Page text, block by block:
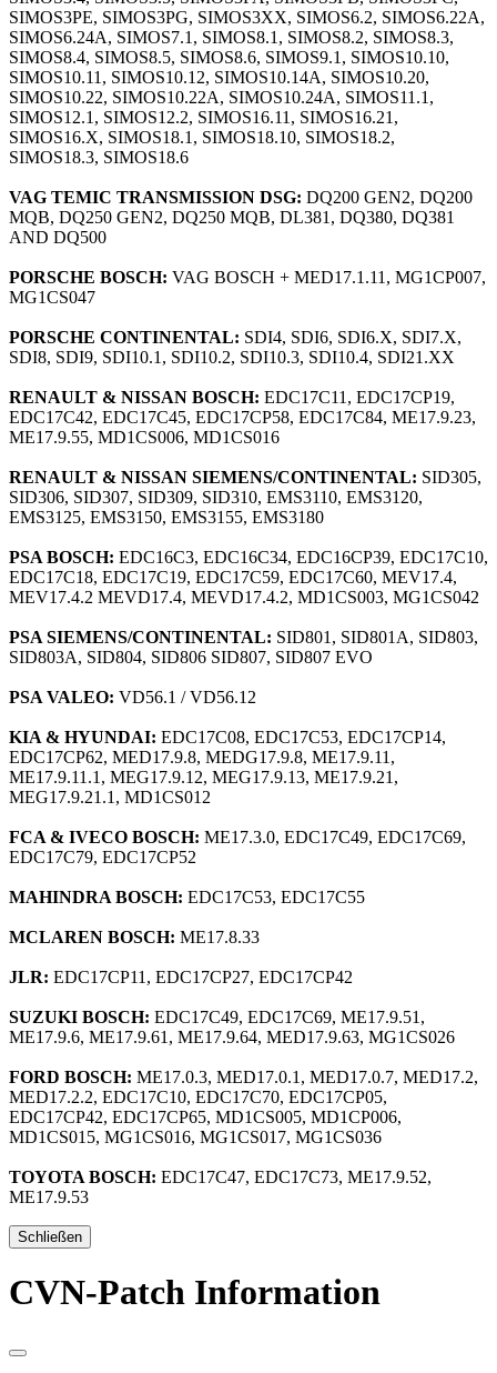
SIMOS3PE, SIMOS3PG, SIMOS3XX, SIMOS6.2, SIMOS6.22A,
SIMOS6.24A, SIMOS7.1, SIMOS8.1, SIMOS8.2, SIMOS8.3,
SIMOS8.4, SIMOS8.5, SIMOS8.6, SIMOS9.1, SIMOS10.10,
SIMOS10.11, SIMOS10.12, SIMOS10.14A, SIMOS10.20,
SIMOS10.22, SIMOS10.22A, SIMOS10.24A, SIMOS11.1,
SIMOS12.1, SIMOS12.2, SIMOS16.11, SIMOS16.21,
SIMOS16.X, SIMOS18.1, SIMOS18.10, SIMOS18.2,
SIMOS18.3, SIMOS18.6
VAG TEMIC TRANSMISSION DSG: DQ200 GEN2, DQ200
MQB, DQ250 GEN2, DQ250 MQB, DL381, DQ380, DQ381
AND DQ500
PORSCHE BOSCH: VAG BOSCH + MED17.1.11, MG1CP007,
MG1CS047
PORSCHE CONTINENTAL: SDI4, SDI6, SDI6.X, SDI7.X,
SDI8, SDI9, SDI10.1, SDI10.2, SDI10.3, SDI10.4, SDI21.XX
RENAULT & NISSAN BOSCH: EDC17C11, EDC17CP19,
EDC17C42, EDC17C45, EDC17CP58, EDC17C84, ME17.9.23,
ME17.9.55, MD1CS006, MD1CS016
RENAULT & NISSAN SIEMENS/CONTINENTAL: SID305,
SID306, SID307, SID309, SID310, EMS3110, EMS3120,
EMS3125, EMS3150, EMS3155, EMS3180
PSA BOSCH: EDC16C3, EDC16C34, EDC16CP39, EDC17C10,
EDC17C18, EDC17C19, EDC17C59, EDC17C60, MEV17.4,
MEV17.4.2 MEVD17.4, MEVD17.4.2, MD1CS003, MG1CS042
PSA SIEMENS/CONTINENTAL: SID801, SID801A, SID803,
SID803A, SID804, SID806 SID807, SID807 EVO
PSA VALEO: VD56.1 / VD56.12
KIA & HYUNDAI: EDC17C08, EDC17C53, EDC17CP14,
EDC17CP62, MED17.9.8, MEDG17.9.8, ME17.9.11,
ME17.9.11.1, MEG17.9.12, MEG17.9.13, ME17.9.21,
MEG17.9.21.1, MD1CS012
FCA & IVECO BOSCH: ME17.3.0, EDC17C49, EDC17C69,
EDC17C79, EDC17CP52
MAHINDRA BOSCH: EDC17C53, EDC17C55
MCLAREN BOSCH: ME17.8.33
JLR: EDC17CP11, EDC17CP27, EDC17CP42
SUZUKI BOSCH: EDC17C49, EDC17C69, ME17.9.51,
ME17.9.6, ME17.9.61, ME17.9.64, MED17.9.63, MG1CS026
FORD BOSCH: ME17.0.3, MED17.0.1, MED17.0.7, MED17.2,
MED17.2.2, EDC17C10, EDC17C70, EDC17CP05,
EDC17CP42, EDC17CP65, MD1CS005, MD1CP006,
MD1CS015, MG1CS016, MG1CS017, MG1CS036
TOYOTA BOSCH: EDC17C47, EDC17C73, ME17.9.52,
ME17.9.53
Schließen
CVN-Patch Information